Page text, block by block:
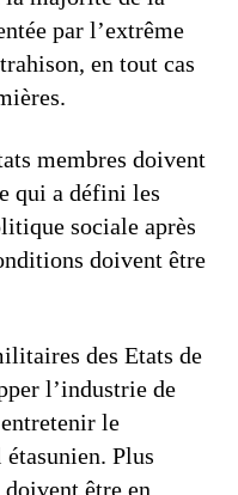
par l’extrême
en tout cas
membres doivent
qui a défini les
sociale après
doivent être
des Etats de
l’industrie de
le
Plus
doivent être en